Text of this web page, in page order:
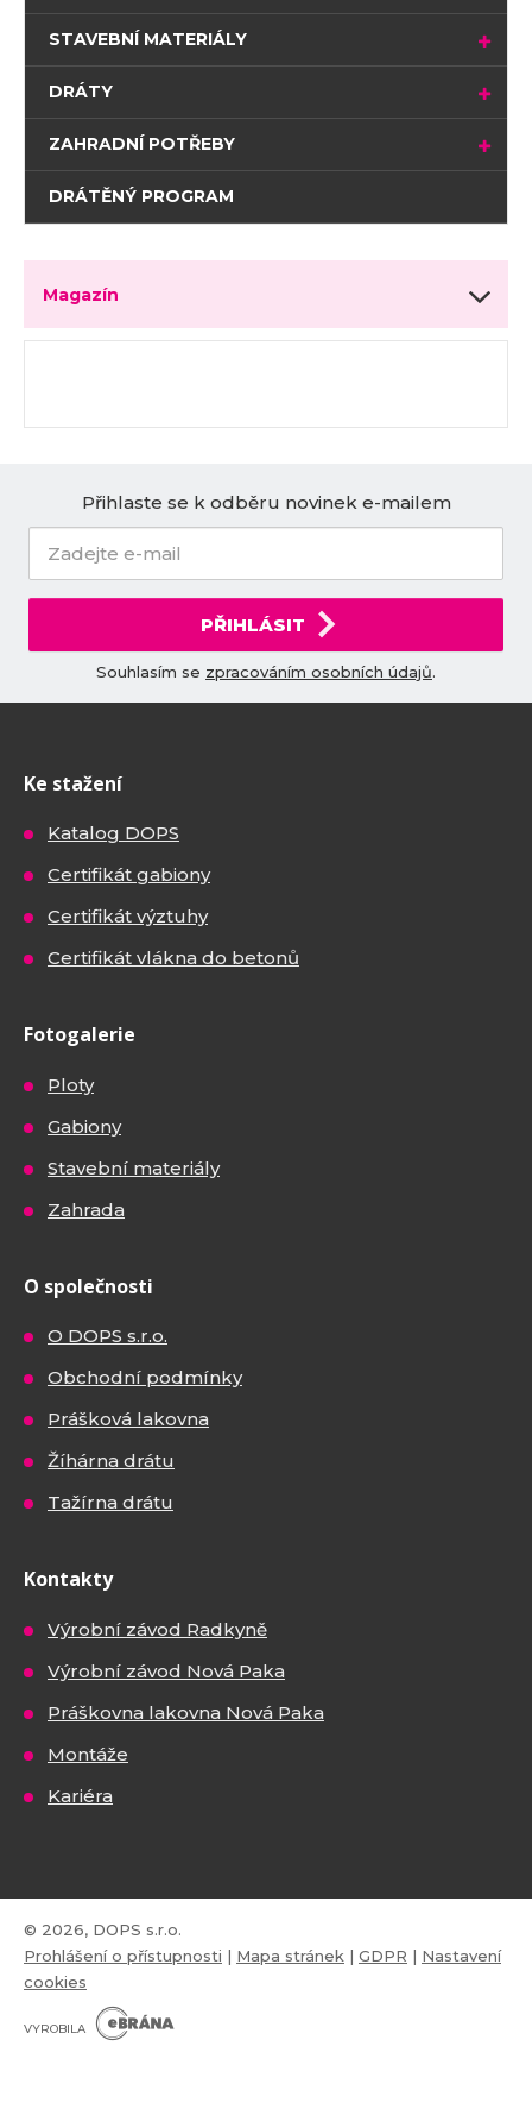
STAVEBNÍ MATERIÁLY
DRÁTY
ZAHRADNÍ POTŘEBY
DRÁTĚNÝ PROGRAM
Magazín
Přihlaste se k odběru novinek e-mailem
PŘIHLÁSIT
Souhlasím se zpracováním osobních údajů.
Ke stažení
Katalog DOPS
Certifikát gabiony
Certifikát výztuhy
Certifikát vlákna do betonů
Fotogalerie
Ploty
Gabiony
Stavební materiály
Zahrada
O společnosti
O DOPS s.r.o.
Obchodní podmínky
Prášková lakovna
Žíhárna drátu
Tažírna drátu
Kontakty
Výrobní závod Radkyně
Výrobní závod Nová Paka
Práškovna lakovna Nová Paka
Montáže
Kariéra
© 2026, DOPS s.r.o.
Prohlášení o přístupnosti | Mapa stránek | GDPR | Nastavení
cookies
VYROBILA
B